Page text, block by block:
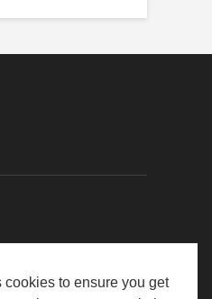
to ensure you get